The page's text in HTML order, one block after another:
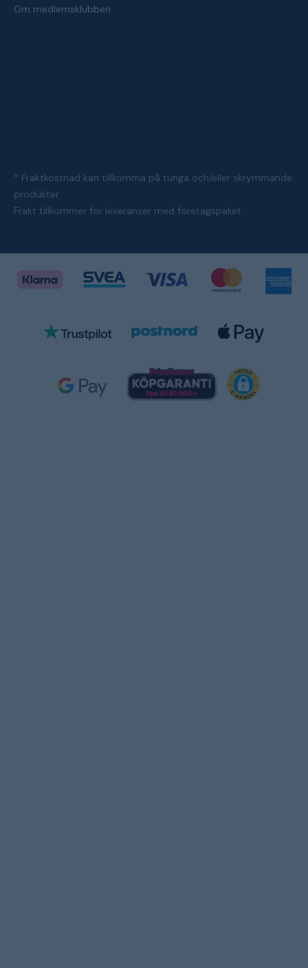
Om medlemsklubben
* Fraktkostnad kan tillkomma på tunga och/eller skrymmande
produkter
Frakt tillkommer för leveranser med företagspaket